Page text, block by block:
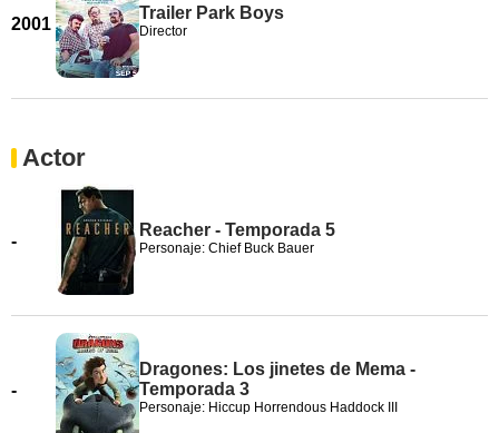
2001
Trailer Park Boys
Director
Actor
-
Reacher - Temporada 5
Personaje: Chief Buck Bauer
-
Dragones: Los jinetes de Mema -
Temporada 3
Personaje: Hiccup Horrendous Haddock III